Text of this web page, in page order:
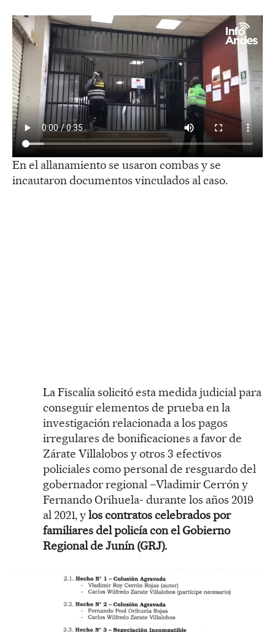
En el allanamiento se usaron combas y se
incautaron documentos vinculados al caso.
La Fiscalía solicitó esta medida judicial para
conseguir elementos de prueba en la
investigación relacionada a los pagos
irregulares de bonificaciones a favor de
Zárate Villalobos y otros 3 efectivos
policiales como personal de resguardo del
gobernador regional –Vladimir Cerrón y
Fernando Orihuela- durante los años 2019
al 2021, ylos contratos celebrados por
familiares del policía con el Gobierno
Regional de Junín (GRJ).